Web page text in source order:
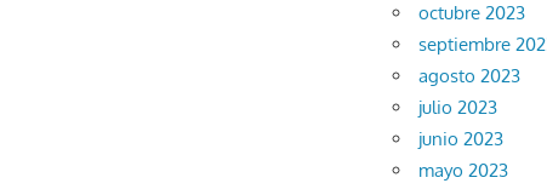
octubre 2023
septiembre
agosto 2023
julio 2023
junio 2023
mayo 2023